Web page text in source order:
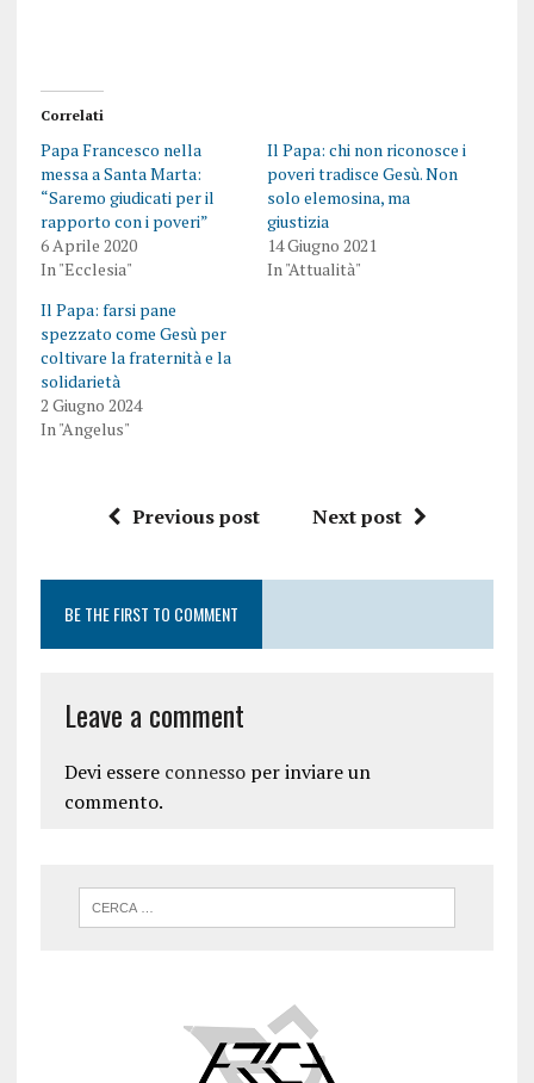
Correlati
Papa Francesco nella
messa a Santa Marta:
“Saremo giudicati per il
rapporto con i poveri”
6 Aprile 2020
In "Ecclesia"
Il Papa: chi non riconosce i
poveri tradisce Gesù. Non
solo elemosina, ma
giustizia
14 Giugno 2021
In "Attualità"
Il Papa: farsi pane
spezzato come Gesù per
coltivare la fraternità e la
solidarietà
2 Giugno 2024
In "Angelus"
Previous post Next post
BE THE FIRST TO COMMENT
Leave a comment
Devi essere connessoper inviare un
commento.